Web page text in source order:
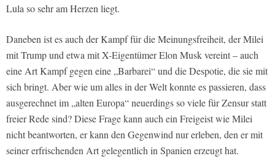
Lula so sehr am Herzen liegt.
Daneben ist es auch der Kampf für die Meinungsfreiheit, der Milei
mit Trump und etwa mit X-Eigentümer Elon Musk vereint – auch
eine Art Kampf gegen eine „Barbarei“ und die Despotie, die sie mit
sich bringt. Aber wie um alles in der Welt konnte es passieren, dass
ausgerechnet im „alten Europa“ neuerdings so viele für Zensur statt
freier Rede sind? Diese Frage kann auch ein Freigeist wie Milei
nicht beantworten, er kann den Gegenwind nur erleben, den er mit
seiner erfrischenden Art gelegentlich in Spanien erzeugt hat.